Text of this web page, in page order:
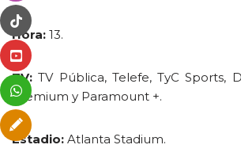
Hora: 13.
TV:TV Pública, Telefe, TyC Sports,
Premium y Paramount +.
Estadio: Atlanta Stadium.